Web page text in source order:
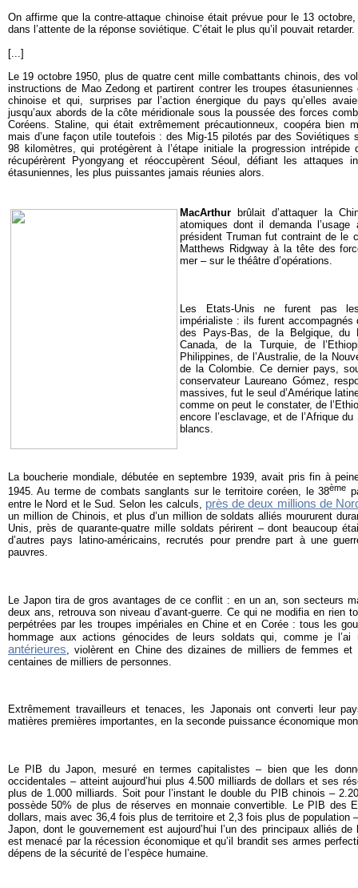
On affirme que la contre-attaque chinoise était prévue pour le 13
dans l’attente de la réponse soviétique. C’était le plus qu’il pouvait retarder.
[...]
Le 19 octobre 1950, plus de quatre cent mille combattants chinois, des
instructions de Mao Zedong et partirent contrer les troupes
chinoise et qui, surprises par l’action énergique du pays qu’elles
jusqu’aux abords de la côte méridionale sous la poussée des forces
Coréens. Staline, qui était extrêmement précautionneux, coopéra bien
mais d’une façon utile toutefois : des Mig-15 pilotés par des Soviétiques
98 kilomètres, qui protégèrent à l’étape initiale la progression intrépide
récupérèrent Pyongyang et réoccupèrent Séoul, défiant les attaques
étasuniennes, les plus puissantes jamais réunies alors.
MacArthur brûlait d’attaquer la
atomiques dont il demanda
président Truman fut contraint de le
Matthews Ridgway à la tête des
mer – sur le théâtre d’opérations.
Les Etats-Unis ne furent pas
impérialiste : ils furent accompagnés
des Pays-Bas, de la Belgique, du
Canada, de la Turquie, de
Philippines, de l’Australie, de la
de la Colombie. Ce dernier pays,
conservateur Laureano Gómez,
massives, fut le seul d’Amérique
comme on peut le constater, de
encore l’esclavage, et de l’Afrique
blancs.
La boucherie mondiale, débutée en septembre 1939, avait pris fin à
1945. Au terme de combats sanglants sur le territoire coréen, le 38ème
entre le Nord et le Sud. Selon les calculs, près de deux millions de
un million de Chinois, et plus d’un million de soldats alliés moururent
Unis, près de quarante-quatre mille soldats périrent – dont beaucoup
d’autres pays latino-américains, recrutés pour prendre part à une
pauvres.
Le Japon tira de gros avantages de ce conflit : en un an, son secteurs
deux ans, retrouva son niveau d’avant-guerre. Ce qui ne modifia en rien
perpétrées par les troupes impériales en Chine et en Corée : tous les
hommage aux actions génocides de leurs soldats qui, comme je
antérieures , violèrent en Chine des dizaines de milliers de femmes et
centaines de milliers de personnes.
Extrêmement travailleurs et tenaces, les Japonais ont converti leur
matières premières importantes, en la seconde puissance économique
Le PIB du Japon, mesuré en termes capitalistes – bien que les
occidentales – atteint aujourd’hui plus 4.500 milliards de dollars et ses
plus de 1.000 milliards. Soit pour l’instant le double du PIB chinois –
possède 50% de plus de réserves en monnaie convertible. Le PIB des
dollars, mais avec 36,4 fois plus de territoire et 2,3 fois plus de population
Japon, dont le gouvernement est aujourd’hui l’un des principaux alliés de
est menacé par la récession économique et qu’il brandit ses armes
dépens de la sécurité de l’espèce humaine.